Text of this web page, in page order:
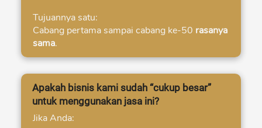
Tujuannya satu:
Cabang pertama sampai cabang ke-50 rasanya
sama.
Apakah bisnis kami sudah “cukup besar”
untuk menggunakan jasa ini?
Jika Anda: